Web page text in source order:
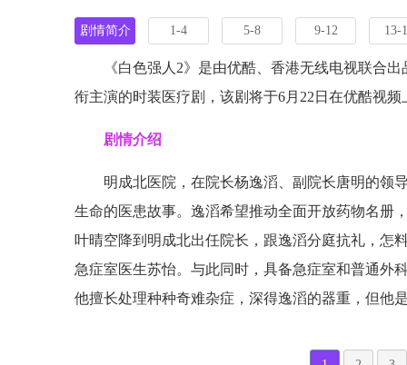
剧情简介 1-4 5-8 9-12 13-
《白色强人2》是由优酷、香港无线电视联合
衔主演的时装医疗剧，该剧将于6月22日在优酷视频
剧情介绍
明成北医院，在院长杨逸滔、副院长唐明的领
生命的医患故事。逸滔希望推动全面开放药物名册
叶晴空降到明成北出任院长，跟逸滔分庭抗礼，怎
急症室医生苏怡。与此同时，具备急症室和普通外
他擅长处理种种奇难杂症，深得逸滔的器重，但他